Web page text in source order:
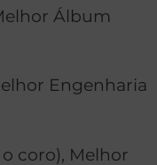
Álbum
Engenharia
coro), Melhor